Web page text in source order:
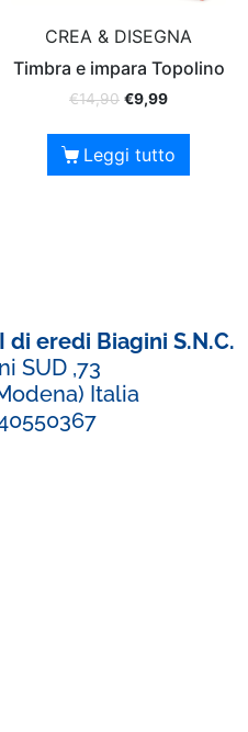
CREA & DISEGNA
Timbra e impara Topolino
€14,90 €9,99
Leggi tutto
di eredi Biagini S.N.C.
SUD ,73
Italia